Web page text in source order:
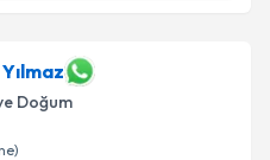
e-posta ile
Doğum